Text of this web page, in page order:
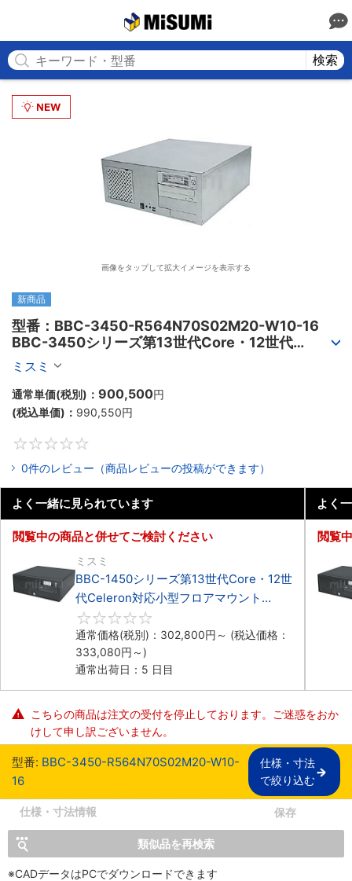
検索
画像をタップして拡大イメージを表示する
新商品
型番：BBC-3450-R564N70S02M20-W10-16
BBC-3450シリーズ第13世代Core・12世代
Celeron対応フロアマウント4PCIe
ミスミ
通常単価(税別)： 900,500円
(税込単価)： 990,550円
0件のレビュー（商品レビューの投稿ができます）
よく一緒に見られています
閲覧中の商品と併せてご検討ください
ミスミ
BBC-1450シリーズ第13世代Core・12世
代Celeron対応小型フロアマウント
4PCIe
通常価格(税別)： 302,800円 ～ (税込価格：
333,080円 ～)
通常出荷日：5 日目
よく
閲覧
こちらの商品は注文の受付を停止しております。ご迷惑をおか
けして申し訳ございません。
型番: BBC-3450-R564N70S02M20-W10-
16
仕様・寸法
で絞り込む
仕様・寸法情報 保存
類似品を再検索
※CADデータはPCでダウンロードできます